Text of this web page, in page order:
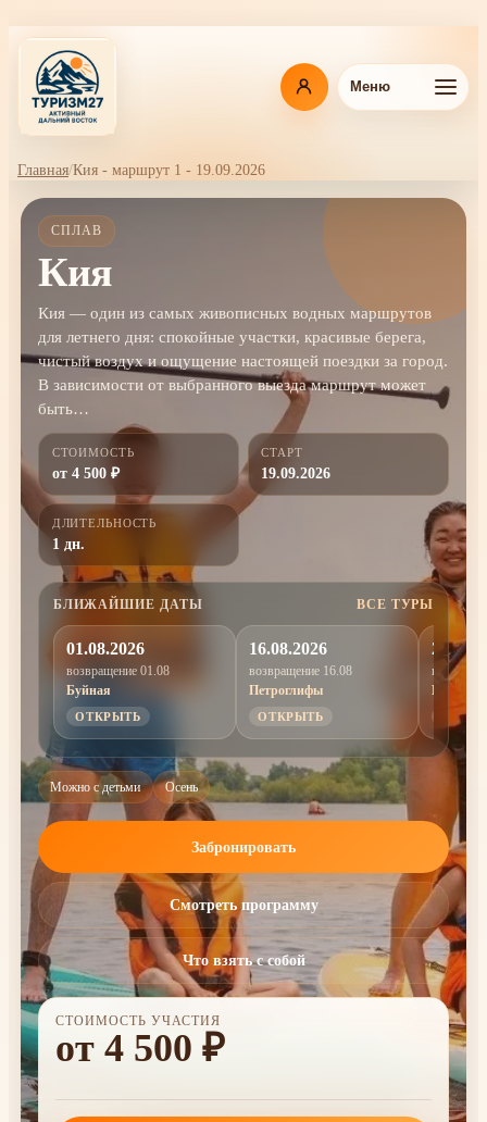
основному
содержанию
Меню
Навигационная
цепочка
Главная Кия - маршрут 1 - 19.09.2026
СПЛАВ
Кия
Кия — один из самых живописных водных маршрутов
для летнего дня: спокойные участки, красивые берега,
чистый воздух и ощущение настоящей поездки за город.
В зависимости от выбранного выезда маршрут может
быть…
СТОИМОСТЬ
от 4 500 ₽
СТАРТ
19.09.2026
ДЛИТЕЛЬНОСТЬ
1 дн.
БЛИЖАЙШИЕ ДАТЫ ВСЕ ТУРЫ
01.08.2026
возвращение 01.08
Буйная
ОТКРЫТЬ
16.08.2026
возвращение 16.08
Петроглифы
ОТКРЫТЬ
Изящная
Можно с детьми Осень
Забронировать
Смотреть программу
Что взять с собой
СТОИМОСТЬ УЧАСТИЯ
от 4 500 ₽